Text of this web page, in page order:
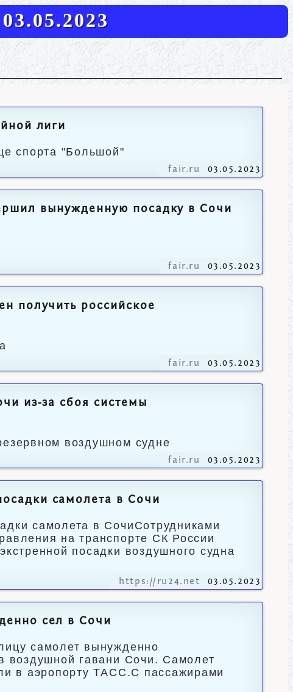
лиги
спорта "Большой"
fair.ru 03.05.2023
вынужденную посадку в Сочи
fair.ru 03.05.2023
получить российское
fair.ru 03.05.2023
из-за сбоя системы
воздушном судне
fair.ru 03.05.2023
самолета в Сочи
самолета в СочиСотрудниками
на транспорте СК России
посадки воздушного судна
https://ru24.net 03.05.2023
сел в Сочи
самолет вынужденно
воздушной гавани Сочи. Самолет
в аэропорту ТАСС.С пассажирами